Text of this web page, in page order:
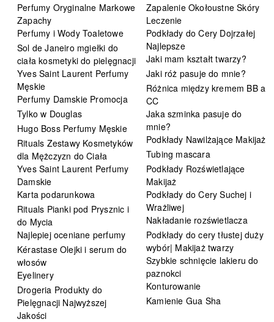
Perfumy Oryginalne Markowe
Zapachy
Perfumy i Wody Toaletowe
Sol de Janeiro mgiełki do
ciała kosmetyki do pielęgnacji
Yves Saint Laurent Perfumy
Męskie
Perfumy Damskie Promocja
Tylko w Douglas
Hugo Boss Perfumy Męskie
Rituals Zestawy Kosmetyków
dla Mężczyzn do Ciała
Yves Saint Laurent Perfumy
Damskie
Karta podarunkowa
Rituals Pianki pod Prysznic i
do Mycia
Najlepiej oceniane perfumy
Kérastase Olejki i serum do
włosów
Eyelinery
Drogeria Produkty do
Pielęgnacji Najwyższej
Jakości
Zapalenie Okołoustne Skóry
Leczenie
Podkłady do Cery Dojrzałej
Najlepsze
Jaki mam kształt twarzy?
Jaki róż pasuje do mnie?
Różnica między kremem BB a
CC
Jaka szminka pasuje do
mnie?
Podkłady Nawilżające Makijaż
Tubing mascara
Podkłady Rozświetlające
Makijaż
Podkłady do Cery Suchej i
Wrażliwej
Nakładanie rozświetlacza
Podkłady do cery tłustej duży
wybór| Makijaż twarzy
Szybkie schnięcie lakieru do
paznokci
Konturowanie
Kamienie Gua Sha